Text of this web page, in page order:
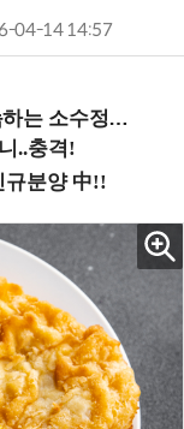
04-14 14:57
숍 (8/28 신논현역)